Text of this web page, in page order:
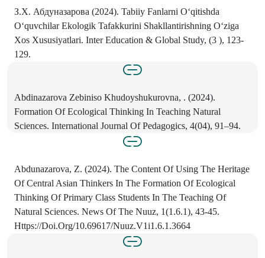
З.Х. Абдуназарова (2024). Tabiiy Fanlarni O‘qitishda
O‘quvchilar Ekologik Tafakkurini Shakllantirishning O‘ziga
Xos Xususiyatlari. Inter Education & Global Study, (3 ), 123-
129.
Abdinazarova Zebiniso Khudoyshukurovna, . (2024).
Formation Of Ecological Thinking In Teaching Natural
Sciences. International Journal Of Pedagogics, 4(04), 91–94.
Abdunazarova, Z. (2024). The Content Of Using The Heritage
Of Central Asian Thinkers In The Formation Of Ecological
Thinking Of Primary Class Students In The Teaching Of
Natural Sciences. News Of The Nuuz, 1(1.6.1), 43-45.
Https://Doi.Org/10.69617/Nuuz.V1i1.6.1.3664